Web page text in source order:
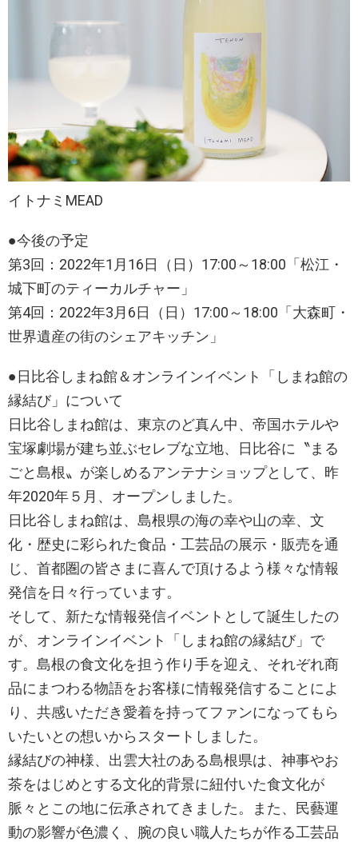
イトナミMEAD
●今後の予定
第3回：2022年1月16日（日）17:00～18:00「松江・
城下町のティーカルチャー」
第4回：2022年3月6日（日）17:00～18:00「大森町・
世界遺産の街のシェアキッチン」
●日比谷しまね館＆オンラインイベント「しまね館の
縁結び」について
日比谷しまね館は、東京のど真ん中、帝国ホテルや
宝塚劇場が建ち並ぶセレブな立地、日比谷に〝まる
ごと島根〟が楽しめるアンテナショップとして、昨
年2020年５月、オープンしました。
日比谷しまね館は、島根県の海の幸や山の幸、文
化・歴史に彩られた食品・工芸品の展示・販売を通
じ、首都圏の皆さまに喜んで頂けるよう様々な情報
発信を日々行っています。
そして、新たな情報発信イベントとして誕生したの
が、オンラインイベント「しまね館の縁結び」で
す。島根の食文化を担う作り手を迎え、それぞれ商
品にまつわる物語をお客様に情報発信することによ
り、共感いただき愛着を持ってファンになってもら
いたいとの想いからスタートしました。
縁結びの神様、出雲大社のある島根県は、神事やお
茶をはじめとする文化的背景に紐付いた食文化が
脈々とこの地に伝承されてきました。また、民藝運
動の影響が色濃く、腕の良い職人たちが作る工芸品